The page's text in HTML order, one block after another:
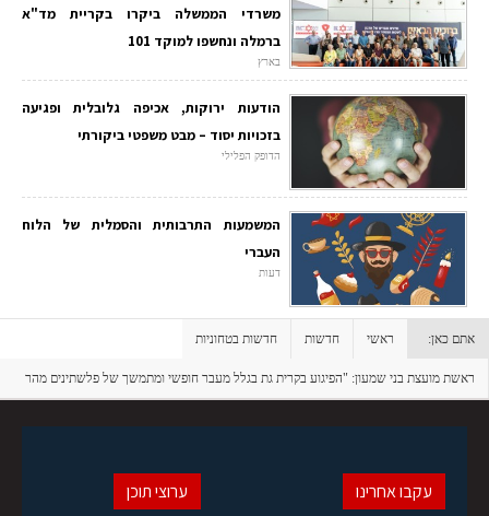
משרדי הממשלה ביקרו בקריית מד"א
ברמלה ונחשפו למוקד 101
בארץ
הודעות ירוקות, אכיפה גלובלית ופגיעה
בזכויות יסוד – מבט משפטי ביקורתי
הדופק הפלילי
המשמעות התרבותית והסמלית של הלוח
העברי
דעות
אתם כאן: ראשי חדשות חדשות בטחוניות
ראשת מועצת בני שמעון: "הפיגוע בקרית גת בגלל מעבר חופשי ומתמשך של פלשתינים מהר
ערוצי תוכן עקבו אחרינו